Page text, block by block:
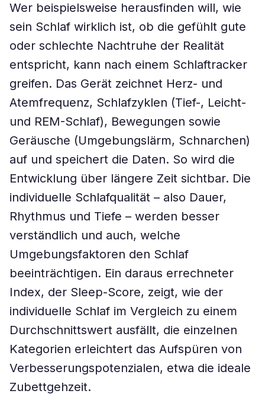
Wer beispielsweise herausfinden will, wie
sein Schlaf wirklich ist, ob die gefühlt gute
oder schlechte Nachtruhe der Realität
entspricht, kann nach einem Schlaftracker
greifen. Das Gerät zeichnet Herz- und
Atemfrequenz, Schlafzyklen (Tief-, Leicht-
und REM-Schlaf), Bewegungen sowie
Geräusche (Umgebungslärm, Schnarchen)
auf und speichert die Daten. So wird die
Entwicklung über längere Zeit sichtbar. Die
individuelle Schlafqualität – also Dauer,
Rhythmus und Tiefe – werden besser
verständlich und auch, welche
Umgebungsfaktoren den Schlaf
beeinträchtigen. Ein daraus errechneter
Index, der Sleep-Score, zeigt, wie der
individuelle Schlaf im Vergleich zu einem
Durchschnittswert ausfällt, die einzelnen
Kategorien erleichtert das Aufspüren von
Verbesserungspotenzialen, etwa die ideale
Zubettgehzeit.